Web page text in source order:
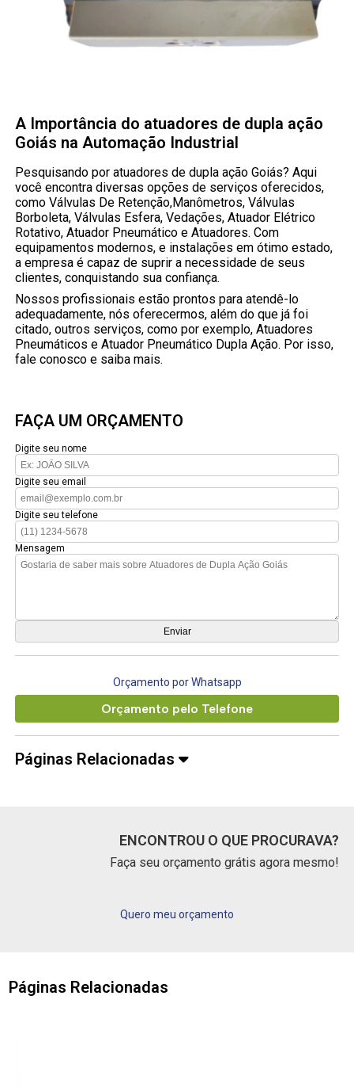
A Importância do atuadores de dupla ação
Goiás na Automação Industrial
Pesquisando por atuadores de dupla ação Goiás? Aqui
você encontra diversas opções de serviços oferecidos,
como Válvulas De Retenção,Manômetros, Válvulas
Borboleta, Válvulas Esfera, Vedações, Atuador Elétrico
Rotativo, Atuador Pneumático e Atuadores. Com
equipamentos modernos, e instalações em ótimo estado,
a empresa é capaz de suprir a necessidade de seus
clientes, conquistando sua confiança.
Nossos profissionais estão prontos para atendê-lo
adequadamente, nós oferecermos, além do que já foi
citado, outros serviços, como por exemplo, Atuadores
Pneumáticos e Atuador Pneumático Dupla Ação. Por isso,
fale conosco e saiba mais.
FAÇA UM ORÇAMENTO
Digite seu nome
Digite seu email
Digite seu telefone
Mensagem
Orçamento por Whatsapp
Orçamento pelo Telefone
Páginas Relacionadas
ENCONTROU O QUE PROCURAVA?
Faça seu orçamento grátis agora mesmo!
Quero meu orçamento
Páginas Relacionadas